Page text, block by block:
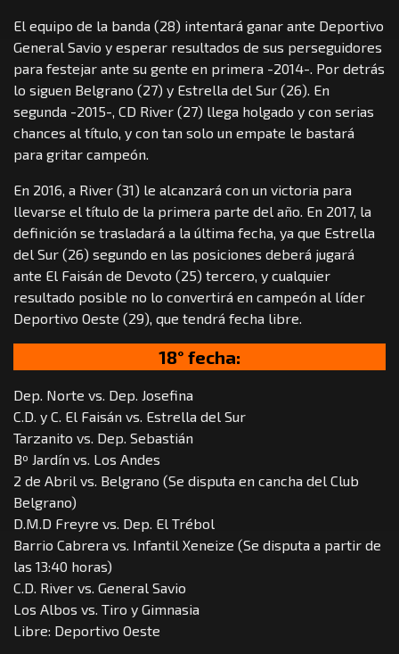
El equipo de la banda (28) intentará ganar ante Deportivo
General Savio y esperar resultados de sus perseguidores
para festejar ante su gente en primera -2014-. Por detrás
lo siguen Belgrano (27) y Estrella del Sur (26). En
segunda -2015-, CD River (27) llega holgado y con serias
chances al título, y con tan solo un empate le bastará
para gritar campeón.
En 2016, a River (31) le alcanzará con un victoria para
llevarse el título de la primera parte del año. En 2017, la
definición se trasladará a la última fecha, ya que Estrella
del Sur (26) segundo en las posiciones deberá jugará
ante El Faisán de Devoto (25) tercero, y cualquier
resultado posible no lo convertirá en campeón al líder
Deportivo Oeste (29), que tendrá fecha libre.
18° fecha:
Dep. Norte vs. Dep. Josefina
C.D. y C. El Faisán vs. Estrella del Sur
Tarzanito vs. Dep. Sebastián
Bº Jardín vs. Los Andes
2 de Abril vs. Belgrano (Se disputa en cancha del Club
Belgrano)
D.M.D Freyre vs. Dep. El Trébol
Barrio Cabrera vs. Infantil Xeneize (Se disputa a partir de
las 13:40 horas)
C.D. River vs. General Savio
Los Albos vs. Tiro y Gimnasia
Libre: Deportivo Oeste